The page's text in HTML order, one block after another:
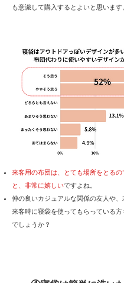
も意識して購入するとよいと思います
来客用の布団は、とても場所をとるの
と、非常に嬉しいですよね。
仲の良いカジュアルな関係の友人や、
来客時に寝袋を使ってもらっている
でしょうか？